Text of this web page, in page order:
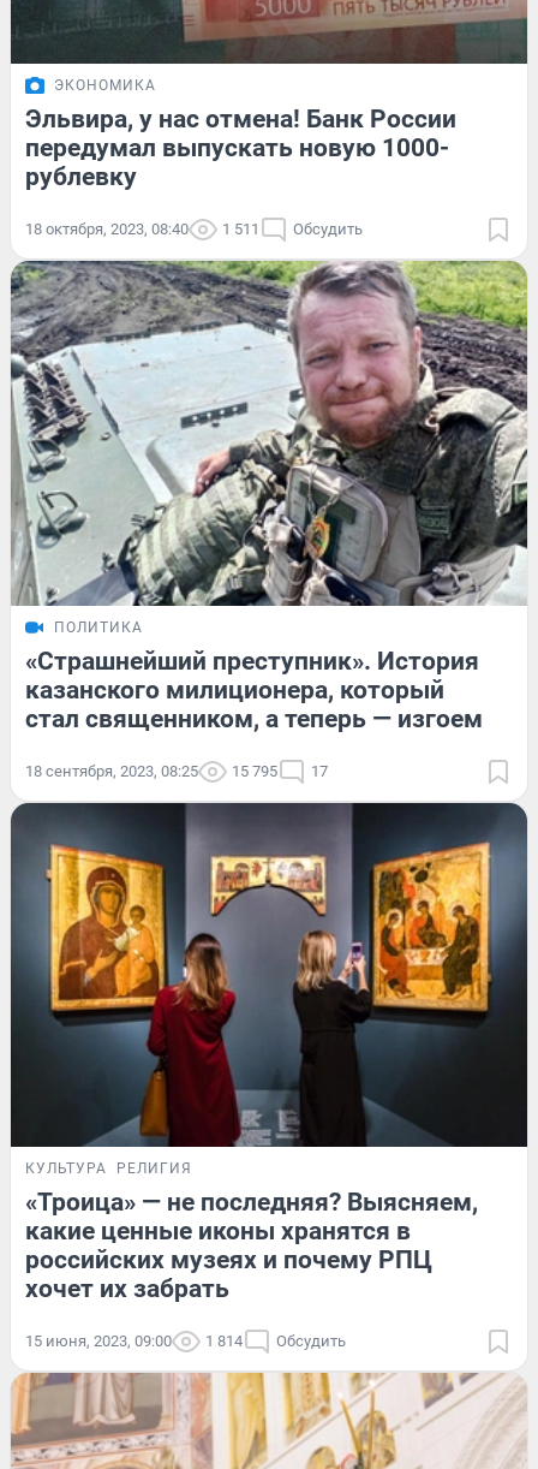
ЭКОНОМИКА
Эльвира, у нас отмена! Банк России
передумал выпускать новую 1000-
рублевку
18 октября, 2023, 08:40 1 511 Обсудить
ПОЛИТИКА
«Страшнейший преступник». История
казанского милиционера, который
стал священником, а теперь — изгоем
18 сентября, 2023, 08:25 15 795 17
КУЛЬТУРА РЕЛИГИЯ
«Троица» — не последняя? Выясняем,
какие ценные иконы хранятся в
российских музеях и почему РПЦ
хочет их забрать
15 июня, 2023, 09:00 1 814 Обсудить